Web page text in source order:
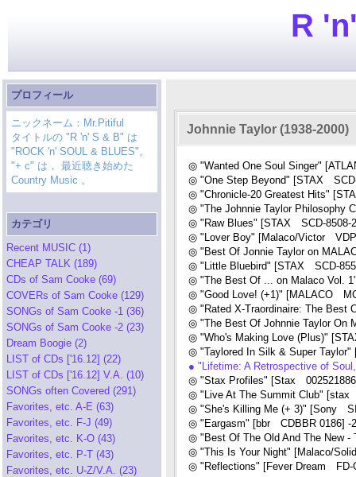
R
プロフィール
ニックネーム：Mr.Pitiful
タイトルの "R 'n' S & B" は
"ROCK 'n' SOUL & BLUES"。
"+ c" は， 最近聴き始めた
Country Music 。
カテゴリ
Recent MUSIC (1)
CHEAP TALK (189)
CDs of Sam Cooke (69)
COVERs of Sam Cooke (129)
SONGs of Sam Cooke -1 (36)
SONGs of Sam Cooke -2 (23)
Dream Boogie (2)
LIST of CDs ['16.12] (22)
LIST of CDs ['16.12] V.A. (10)
SONGs often Covered (291)
Favorites, etc. A-E (63)
Favorites, etc. F-J (49)
Favorites, etc. K-O (43)
Favorites, etc. P-T (43)
Favorites, etc. U-Z/V.A. (23)
Johnnie Taylor (1938-2000)
◎ "Wanted One Soul Singer"
◎ "One Step Beyond" [STAX
◎ "Chronicle-20 Greatest Hits"
◎ "The Johnnie Taylor Philosophy
◎ "Raw Blues" [STAX SCD-8508-
◎ "Lover Boy" [Malaco/Victor
◎ "Best Of Jonnie Taylor on
◎ "Little Bluebird" [STAX SCD-
◎ "The Best Of ... on Malaco Vol.
◎ "Good Love! (+1)" [MALACO
◎ "Rated X-Traordinaire: The Best
◎ "The Best Of Johnnie Taylor On
◎ "Who's Making Love (Plus)"
◎ "Taylored In Silk & Super
● "Lifetime: A Retrospective of
◎ "Stax Profiles" [Stax
◎ "Live At The Summit Club" [stax
◎ "She's Killing Me (+ 3)" [Sony
◎ "Eargasm" [bbr CDBBR 0186] -
◎ "Best Of The Old And The New
◎ "This Is Your Night" [Malaco/
◎ "Reflections" [Fever Dream FD-